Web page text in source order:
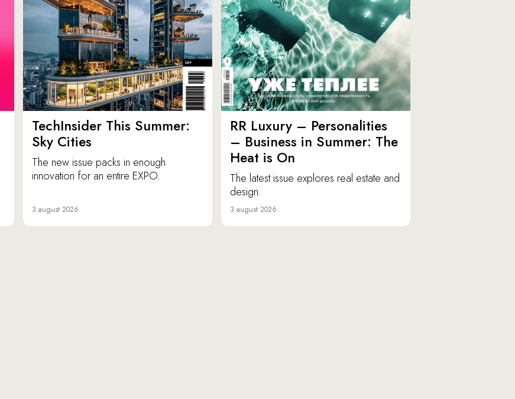
TechInsider This Summer:
Sky Cities
The new issue packs in enough
innovation for an entire EXPO.
3 august 2026
RR Luxury – Personalities
– Business in Summer: The
Heat is On
The latest issue explores real estate and
design.
3 august 2026